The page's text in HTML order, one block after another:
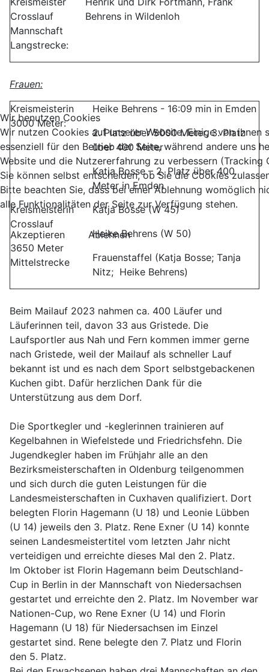
Crosslauf
Mannschaft
Langstrecke:
Behrens in Wildenloh
Frauen:
Kreismeisterin
3000 Meter:
Heike Behrens - 16:09 min in Emden
2. Platz über 5000 Meter, 3. Platz
über 400 Meter
Katja Bosse – 2. Platz über 400
Meter in Emden
Kreismeisterin
Crosslauf
3650 Meter
Mittelstrecke
Katja Bosse (W 45)
Heike Behrens (W 50)
Frauenstaffel (Katja Bosse; Tanja
Nitz; Heike Behrens)
Beim Mailauf 2023 nahmen ca. 400 Läufer und
Läuferinnen teil, davon 33 aus Gristede. Die
Laufsportler aus Nah und Fern kommen immer gerne
nach Gristede, weil der Mailauf als schneller Lauf
bekannt ist und es nach dem Sport selbstgebackenen
Kuchen gibt. Dafür herzlichen Dank für die
Unterstützung aus dem Dorf.
Die Sportkegler und -keglerinnen trainieren auf
Kegelbahnen in Wiefelstede und Friedrichsfehn. Die
Jugendkegler haben im Frühjahr alle an den
Bezirksmeisterschaften in Oldenburg teilgenommen
und sich durch die guten Leistungen für die
Landesmeisterschaften in Cuxhaven qualifiziert. Dort
belegten Florin Hagemann (U 18) und Leonie Lübben
(U 14) jeweils den 3. Platz. Rene Exner (U 14) konnte
seinen Landesmeistertitel vom letzten Jahr nicht
verteidigen und erreichte dieses Mal den 2. Platz.
Im Oktober ist Florin Hagemann beim Deutschland-
Cup in Berlin in der Mannschaft von Niedersachsen
gestartet und erreichte den 2. Platz. Im November war
Nationen-Cup, wo Rene Exner (U 14) und Florin
Hagemann (U 18) für Niedersachsen im Einzel
gestartet sind. Rene belegte den 7. Platz und Florin
den 5. Platz.
Wir benutzen Cookies
Wir nutzen Cookies auf unserer Website. Einige von ihnen
essenziell für den Betrieb der Seite, während andere uns
Website und die Nutzererfahrung zu verbessern (Tracking
Sie können selbst entscheiden, ob Sie die Cookies
Bitte beachten Sie, dass bei einer Ablehnung womöglich
alle Funktionalitäten der Seite zur Verfügung stehen.
Akzeptieren Ablehnen